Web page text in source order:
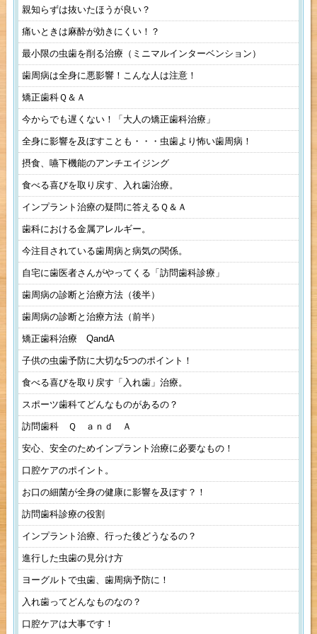
親知らずは抜いたほうが良い？
痛いときは麻酔が効きにくい！？
最小限の虫歯を削る治療（ミニマルインターベンション）
歯周病は全身に悪影響！こんな人は注意！
矯正歯科Ｑ＆Ａ
今からでも遅くない！「大人の矯正歯科治療」
全身に影響を及ぼすことも・・・虫歯より怖い歯周病！
摂食、嚥下機能のアンチエイジング
食べる喜びを取り戻す、入れ歯治療。
インプラント治療の疑問に答えるＱ＆Ａ
歯科における金属アレルギー。
今注目されている歯周病と病気の関係。
自宅に歯医者さんがやってくる「訪問歯科診療」
歯周病の診断と治療方法（後半）
歯周病の診断と治療方法（前半）
矯正歯科治療 QandA
子供の虫歯予防に大切な5つのポイント！
食べる喜びを取り戻す「入れ歯」治療。
スポーツ歯科てどんなものがあるの？
訪問歯科 Ｑ ａｎｄ Ａ
安心、安全のためインプラント治療に必要なもの！
口腔ケアのポイント。
お口の細菌が全身の健康に影響を及ぼす？！
訪問歯科診療の役割
インプラント治療、行った後どうなるの？
進行した虫歯の見分け方
ヨーグルトで虫歯、歯周病予防に！
入れ歯ってどんなものなの？
口腔ケアは大事です！